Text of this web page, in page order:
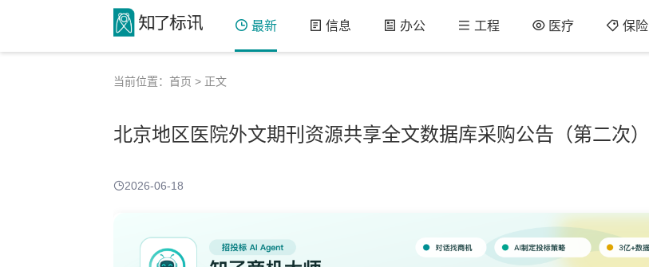
最新 信息 办公 工程 医疗 保险
当前位置： 首页 > 正文
北京地区医院外文期刊资源共享全文数据库采购公告（第二次）
2026-06-18